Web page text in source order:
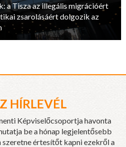
a Tisza az illegális migrációért
zsarolásáért dolgozik az
HÍRLEVÉL
Képviselőcsoportja havonta
be a hónap legjelentősebb
szeretne értesítőt kapni ezekről a